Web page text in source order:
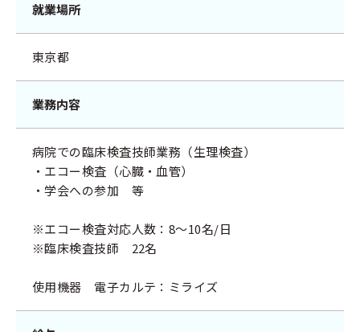
就業場所
東京都
業務内容
病院での臨床検査技師業務（生理検査）
・エコー検査（心臓・血管）
・学会への参加 等
※エコー検査対応人数：8～10名/日
※臨床検査技師 22名
使用機器 電子カルテ：ミライズ